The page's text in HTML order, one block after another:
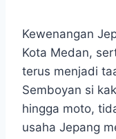
Kewenangan
Kota Medan,
terus menjadi
Semboyan si
hingga moto,
usaha Jepang